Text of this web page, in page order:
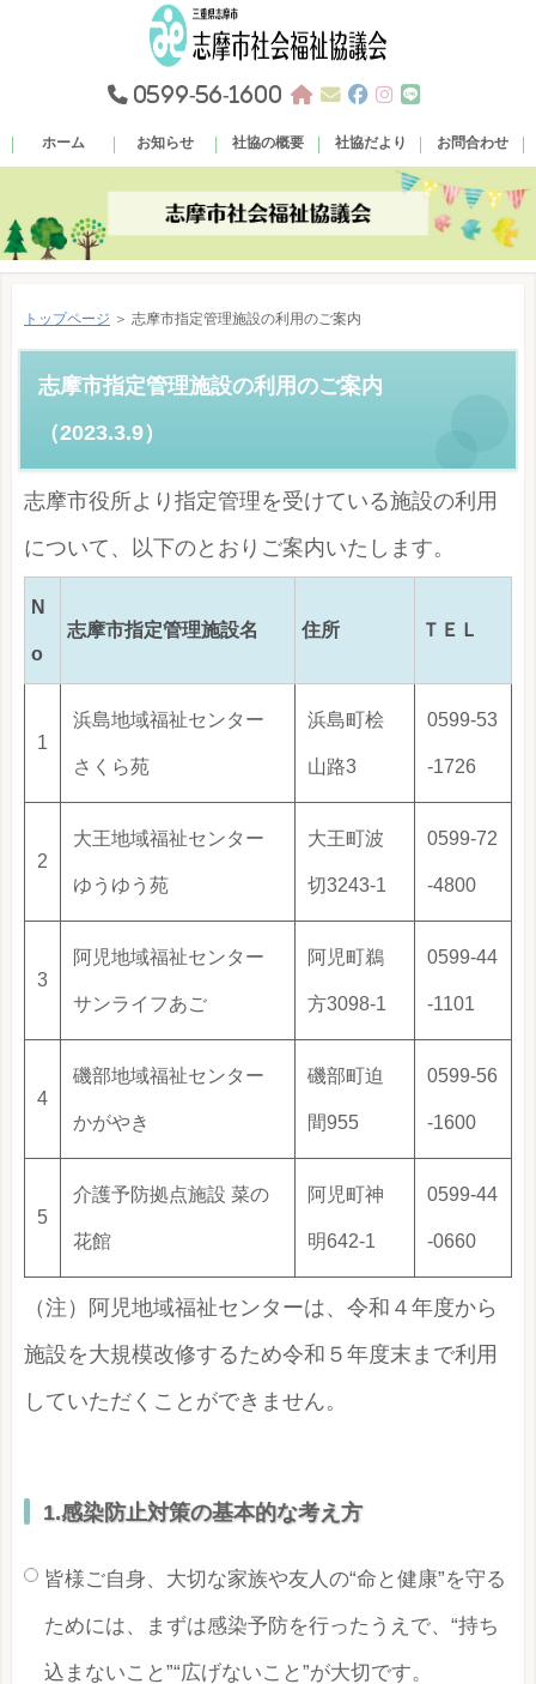
0599-56-1600
ホーム お知らせ 社協の概要 社協だより お問合わせ
トップページ ＞ 志摩市指定管理施設の利用のご案内
志摩市指定管理施設の利用のご案内
（2023.3.9）
志摩市役所より指定管理を受けている施設の利用
について、以下のとおりご案内いたします。
N
o
志摩市指定管理施設名 住所 ＴＥＬ
1
浜島地域福祉センター
さくら苑
浜島町桧
山路3
0599-53
-1726
2
大王地域福祉センター
ゆうゆう苑
大王町波
切3243-1
0599-72
-4800
3
阿児地域福祉センター
サンライフあご
阿児町鵜
方3098-1
0599-44
-1101
4
磯部地域福祉センター
かがやき
磯部町迫
間955
0599-56
-1600
5
介護予防拠点施設 菜の
花館
阿児町神
明642-1
0599-44
-0660
（注）阿児地域福祉センターは、令和４年度から
施設を大規模改修するため令和５年度末まで利用
していただくことができません。
1.感染防止対策の基本的な考え方
皆様ご自身、大切な家族や友人の“命と健康”を守る
ためには、まずは感染予防を行ったうえで、“持ち
込まないこと”“広げないこと”が大切です。